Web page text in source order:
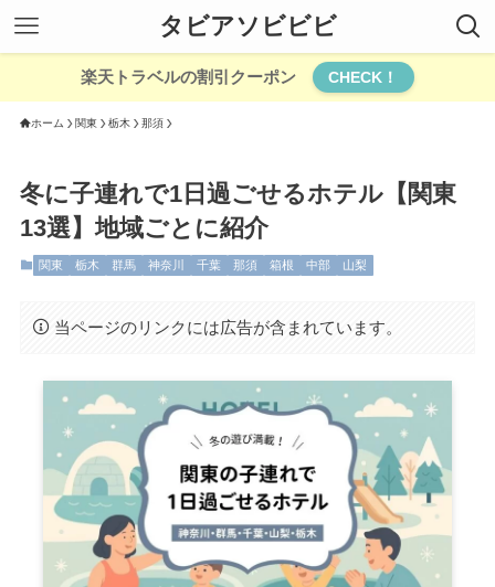
タビアソビビビ
楽天トラベルの割引クーポン CHECK！
ホーム 関東 栃木 那須
冬に子連れで1日過ごせるホテル【関東
13選】地域ごとに紹介
関東 栃木 群馬 神奈川 千葉 那須 箱根 中部 山梨
当ページのリンクには広告が含まれています。